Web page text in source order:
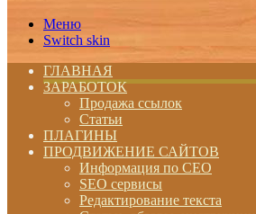
Меню
Switch skin
ГЛАВНАЯ
ЗАРАБОТОК
Продажа ссылок
Статьи
ПЛАГИНЫ
ПРОДВИЖЕНИЕ САЙТОВ
Информация по СЕО
SEO сервисы
Редактирование текста